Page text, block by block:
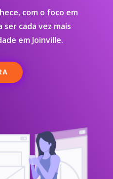
com o foco em
ser cada vez mais
em Joinville.